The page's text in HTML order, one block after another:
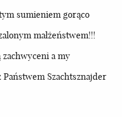
sumieniem gorąco
małżeństwem!!!
zachwyceni a my
Szachtsznajder